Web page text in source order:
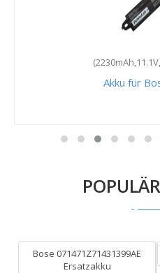
Akku für
Bose 071471Z71431399AE
Ersatzakku